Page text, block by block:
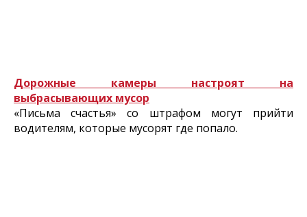
Дорожные камеры настроят на
выбрасывающих мусор
«Письма счастья» со штрафом могут прийти
водителям, которые мусорят где попало.